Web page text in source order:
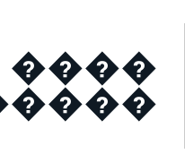
����